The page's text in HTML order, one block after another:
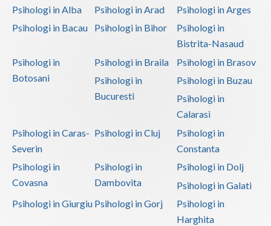
Psihologi in Alba Psihologi in Arad
Psihologi in Arges
Psihologi in Bacau
Psihologi in Bihor
Psihologi in
Bistrita-Nasaud
Psihologi in
Botosani
Psihologi in Braila
Psihologi in Brasov
Psihologi in
Bucuresti
Psihologi in Buzau
Psihologi in
Calarasi
Psihologi in Caras-
Severin
Psihologi in Cluj
Psihologi in
Constanta
Psihologi in
Covasna
Psihologi in
Dambovita
Psihologi in Dolj
Psihologi in Galati
Psihologi in Giurgiu Psihologi in Gorj
Psihologi in
Harghita